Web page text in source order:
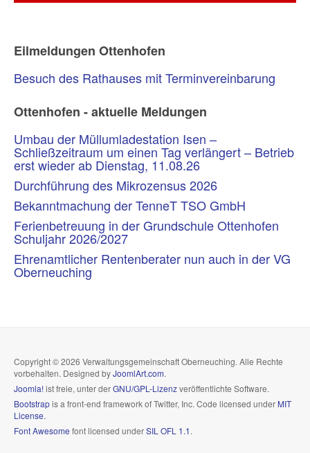
Eilmeldungen Ottenhofen
Besuch des Rathauses mit Terminvereinbarung
Ottenhofen - aktuelle Meldungen
Umbau der Müllumladestation Isen –
Schließzeitraum um einen Tag verlängert – Betrieb
erst wieder ab Dienstag, 11.08.26
Durchführung des Mikrozensus 2026
Bekanntmachung der TenneT TSO GmbH
Ferienbetreuung in der Grundschule Ottenhofen
Schuljahr 2026/2027
Ehrenamtlicher Rentenberater nun auch in der VG
Oberneuching
Copyright © 2026 Verwaltungsgemeinschaft Oberneuching. Alle Rechte
vorbehalten. Designed byJoomlArt.com.
Joomla!ist freie, unter derGNU/GPL-Lizenzveröffentlichte Software.
Bootstrapis a front-end framework of Twitter, Inc. Code licensed under MIT
License.
Font Awesome font licensed underSIL OFL 1.1.